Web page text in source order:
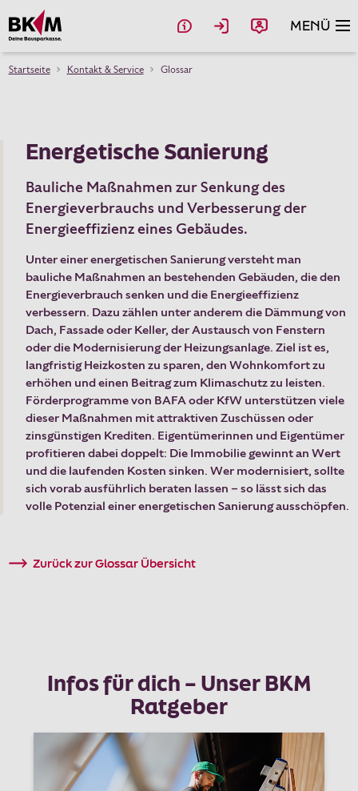
MENÜ
Modernisierung
Anschlussfinanzierung
Geldanlage
Rechner
Ratgeber
Deine BKM
Karriere
Kontakt & Service
Dein Konto
Berater:in suchen
Startseite Kontakt & Service Glossar
Energetische Sanierung
Bauliche Maßnahmen zur Senkung des
Energieverbrauchs und Verbesserung der
Energieeffizienz eines Gebäudes.
Unter einer energetischen Sanierung versteht man
bauliche Maßnahmen an bestehenden Gebäuden, die den
Energieverbrauch senken und die Energieeffizienz
verbessern. Dazu zählen unter anderem die Dämmung von
Dach, Fassade oder Keller, der Austausch von Fenstern
oder die Modernisierung der Heizungsanlage. Ziel ist es,
langfristig Heizkosten zu sparen, den Wohnkomfort zu
erhöhen und einen Beitrag zum Klimaschutz zu leisten.
Förderprogramme von BAFA oder KfW unterstützen viele
dieser Maßnahmen mit attraktiven Zuschüssen oder
zinsgünstigen Krediten. Eigentümerinnen und Eigentümer
profitieren dabei doppelt: Die Immobilie gewinnt an Wert
und die laufenden Kosten sinken. Wer modernisiert, sollte
sich vorab ausführlich beraten lassen – so lässt sich das
volle Potenzial einer energetischen Sanierung ausschöpfen.
Zurück zur Glossar Übersicht
Mach mit bei der Online-Umfrage zum Thema
„Beliebteste Bausparkasse 2026“von Euro am
Als Dankeschön fürs Mitmachen verlosen wir unter allen
Am Ende der Umfrage gelangst du zum Gewinnspiel.
Jetzt abstimmen
Infos für dich – Unser BKM
Ratgeber